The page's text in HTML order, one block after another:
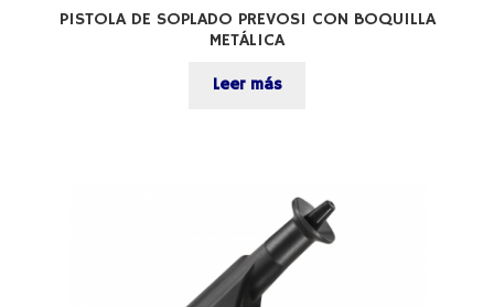
PISTOLA DE SOPLADO PREVOS1 CON BOQUILLA
METÁLICA
Leer más